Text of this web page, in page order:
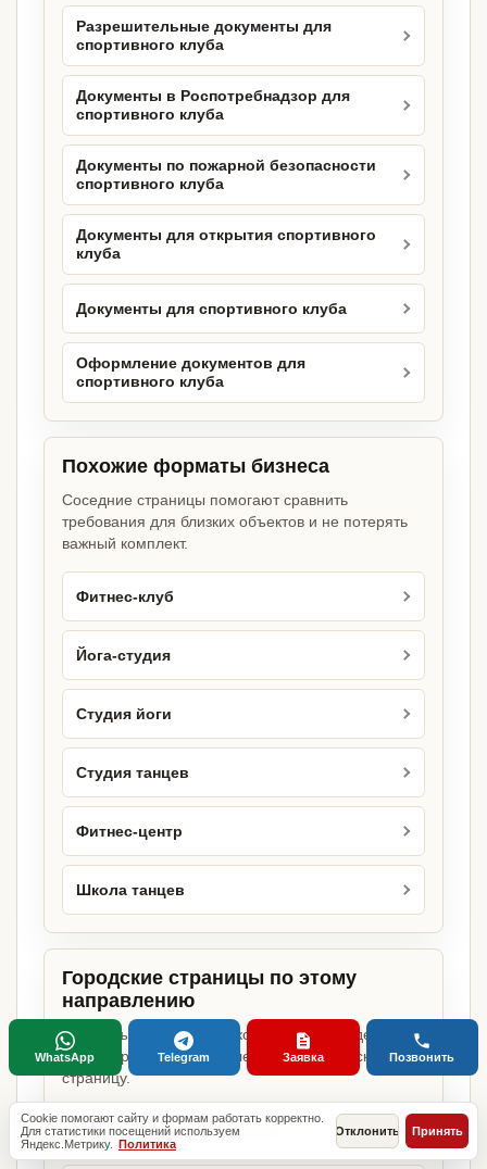
Разрешительные документы для
спортивного клуба
Документы в Роспотребнадзор для
спортивного клуба
Документы по пожарной безопасности
спортивного клуба
Документы для открытия спортивного
клуба
Документы для спортивного клуба
Оформление документов для
спортивного клуба
Похожие форматы бизнеса
Соседние страницы помогают сравнить
требования для близких объектов и не потерять
важный комплект.
Фитнес-клуб
Йога-студия
Студия йоги
Студия танцев
Фитнес-центр
Школа танцев
Городские страницы по этому
направлению
Если объект работает в конкретном городе,
можно сразу открыть релевантную городскую
страницу.
Спортивный клуб в Москве
Cookie помогают сайту и формам работать корректно.
Для статистики посещений используем
Яндекс.Метрику. Политика
Отклонить Принять
WhatsApp Telegram Заявка Позвонить